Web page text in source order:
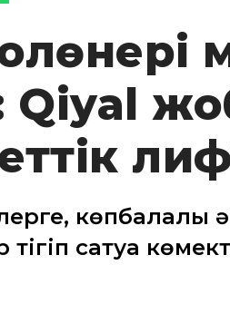
Qiyal
көпбалалы
сатуға